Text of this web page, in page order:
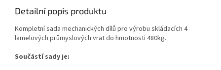
Detailní popis produktu
Kompletní sada mechanických dílů pro výrobu skládacích 4
lamelových průmyslových vrat do hmotnosti 480kg.
Součástí sady je: